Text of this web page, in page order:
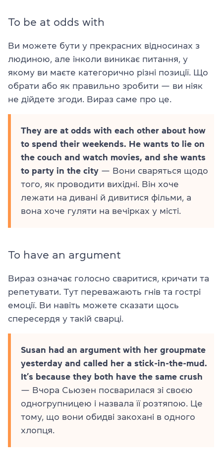
To be at odds with
Ви можете бути у прекрасних відносинах з
людиною, але інколи виникає питання, у
якому ви маєте категорично різні позиції. Що
обрати або як правильно зробити — ви ніяк
не дійдете згоди. Вираз саме про це.
They are at odds with each other about how
to spend their weekends. He wants to lie on
the couch and watch movies, and she wants
to party in the city — Вони сваряться щодо
того, як проводити вихідні. Він хоче
лежати на дивані й дивитися фільми, а
вона хоче гуляти на вечірках у місті.
To have an argument
Вираз означає голосно сваритися, кричати та
репетувати. Тут переважають гнів та гострі
емоції. Ви навіть можете сказати щось
спересердя у такій сварці.
Susan had an argument with her groupmate
yesterday and called her a stick-in-the-mud.
It’s because they both have the same crush
— Вчора Сьюзен посварилася зі своєю
одногрупницею і назвала її розтяпою. Це
тому, що вони обидві закохані в одного
хлопця.